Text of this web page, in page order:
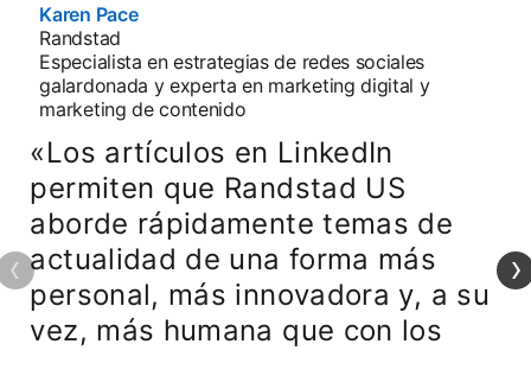
Karen Paceopens in a new tab
Randstad
Especialista en estrategias de redes sociales
galardonada y experta en marketing digital y
marketing de contenido
«Los artículos en LinkedIn
permiten que Randstad US
aborde rápidamente temas de
actualidad de una forma más
personal, más innovadora y, a su
vez, más humana que con los